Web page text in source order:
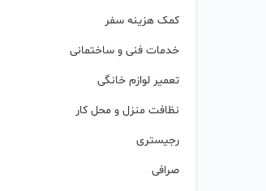
کمک هزینه سفر
خدمات فنی و ساختمانی
تعمیر لوازم خانگی
نظافت منزل و محل کار
رجیستری
صرافی